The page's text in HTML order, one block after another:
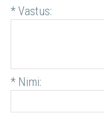
* Vastus:
* Nimi: